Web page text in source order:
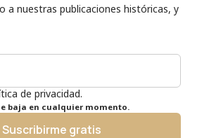
a nuestras publicaciones históricas, y
de privacidad.
baja en cualquier momento.
Suscribirme gratis